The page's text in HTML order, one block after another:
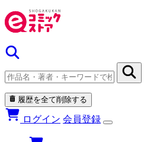
履歴を全て削除する
ログイン 会員登録